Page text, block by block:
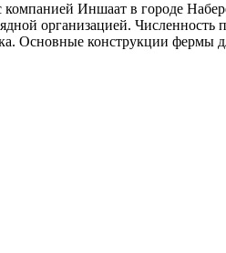
Иншаат в городе
организацией. Численность
Основные конструкции фермы